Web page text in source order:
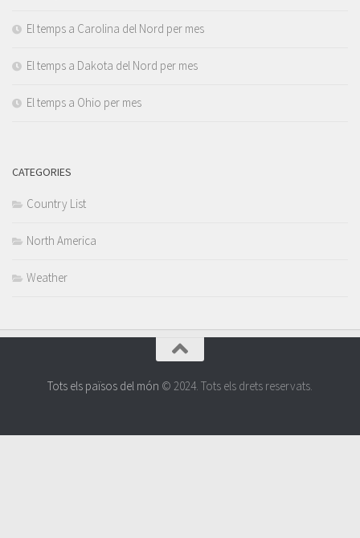
El temps a Carolina del Nord per mes
El temps a Dakota del Nord per mes
El temps a Ohio per mes
CATEGORIES
Country List
North America
Weather
Tots els països del món © 2024. Tots els drets reservats.